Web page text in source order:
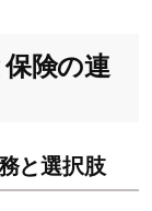
険の連
と選択肢